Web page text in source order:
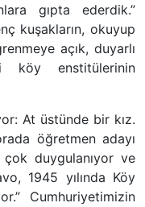
gıpta ederdik.”
kuşakların, okuyup
açık, duyarlı
köy enstitülerinin
At üstünde bir kız.
öğretmen adayı
duygulanıyor ve
1945 yılında Köy
Cumhuriyetimizin